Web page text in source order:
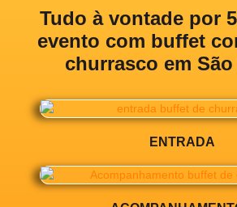
Tudo à vontade por
evento com buffet
churrasco em
ENTRADA